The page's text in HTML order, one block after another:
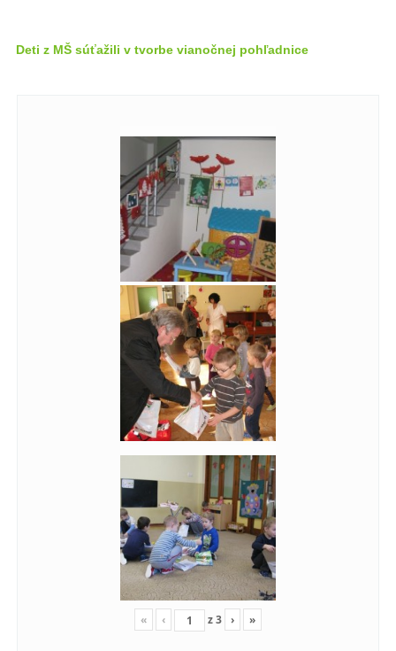
Deti z MŠ súťažili v tvorbe vianočnej pohľadnice
« ‹ z3 › »